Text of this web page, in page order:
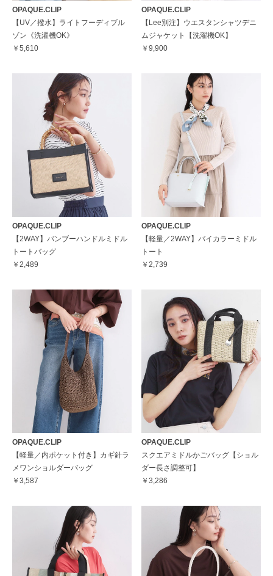
OPAQUE.CLIP
【UV／撥水】ライトフーディブル
ゾン《洗濯機OK》
￥5,610
OPAQUE.CLIP
【Lee別注】ウエスタンシャツデニ
ムジャケット【洗濯機OK】
￥9,900
OPAQUE.CLIP
【2WAY】バンブーハンドルミドル
トートバッグ
￥2,489
OPAQUE.CLIP
【軽量／2WAY】バイカラーミドル
トート
￥2,739
OPAQUE.CLIP
【軽量／内ポケット付き】カギ針ラ
メワンショルダーバッグ
￥3,587
OPAQUE.CLIP
スクエアミドルかごバッグ【ショル
ダー長さ調整可】
￥3,286